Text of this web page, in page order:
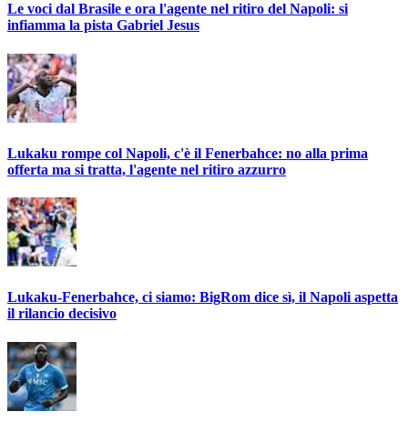
Le voci dal Brasile e ora l'agente nel ritiro del Napoli: si
infiamma la pista Gabriel Jesus
Lukaku rompe col Napoli, c'è il Fenerbahce: no alla prima
offerta ma si tratta, l'agente nel ritiro azzurro
Lukaku-Fenerbahce, ci siamo: BigRom dice sì, il Napoli aspetta
il rilancio decisivo